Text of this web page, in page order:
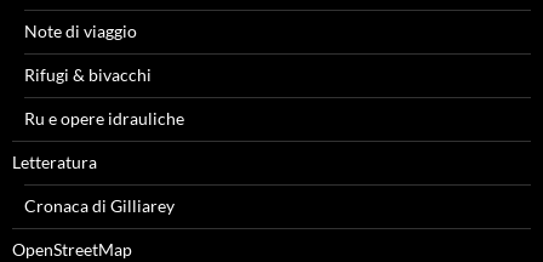
Note di viaggio
Rifugi & bivacchi
Ru e opere idrauliche
Letteratura
Cronaca di Gilliarey
OpenStreetMap